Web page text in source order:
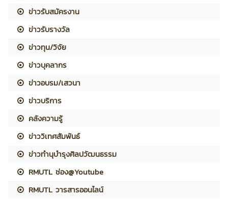
ข่าวรับสมัครงาน
ข่าวรับรางวัล
ข่าวทุน/วิจัย
ข่าวบุคลากร
ข่าวอบรม/เสวนา
ข่าวบริการ
คลังความรู้
ข่าววิเทศสัมพันธ์
ข่าวทำนุบำรุงศิลปวัฒนธรรม
RMUTL ช่อง@Youtube
RMUTL วารสารออนไลน์